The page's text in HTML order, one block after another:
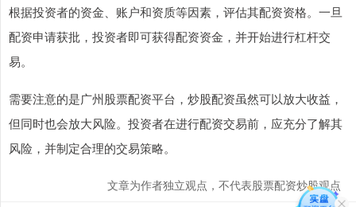
根据投资者的资金、账户和资质等因素，评估其配资资格。一旦
配资申请获批，投资者即可获得配资资金，并开始进行杠杆交
易。
需要注意的是广州股票配资平台，炒股配资虽然可以放大收益，
但同时也会放大风险。投资者在进行配资交易前，应充分了解其
风险，并制定合理的交易策略。
文章为作者独立观点，不代表股票配资炒股观点